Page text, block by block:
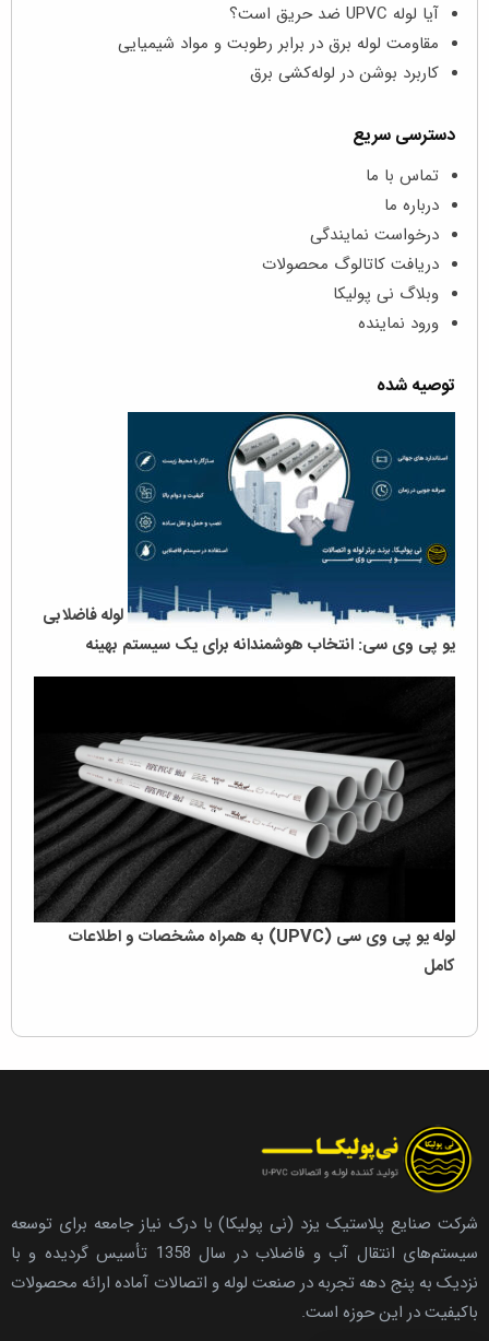
آیا لوله UPVC ضد حریق است؟
مقاومت لوله برق در برابر رطوبت و مواد شیمیایی
کاربرد بوشن در لوله‌کشی برق
دسترسی سریع
تماس با ما
درباره ما
درخواست نمایندگی
دریافت کاتالوگ محصولات
وبلاگ نی پولیکا
ورود نماینده
توصیه شده
لوله‌ فاضلابی
یو پی وی سی: انتخاب هوشمندانه برای یک سیستم بهینه
لوله یو پی وی سی (UPVC) به همراه مشخصات و اطلاعات
کامل
شرکت صنایع پلاستیک یزد (نی پولیکا) با درک نیاز جامعه برای توسعه
سیستم‌های انتقال آب و فاضلاب در سال 1358 تأسیس گردیده و با
نزدیک به پنج دهه تجربه در صنعت لوله و اتصالات آماده ارائه محصولات
باکیفیت در این حوزه است.